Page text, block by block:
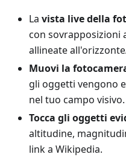
La vista live della
con sovrapposizioni
allineate
Muovi la
gli oggetti vengono
nel tuo campo visivo.
Tocca gli oggetti
altitudine,
link a Wikipedia.